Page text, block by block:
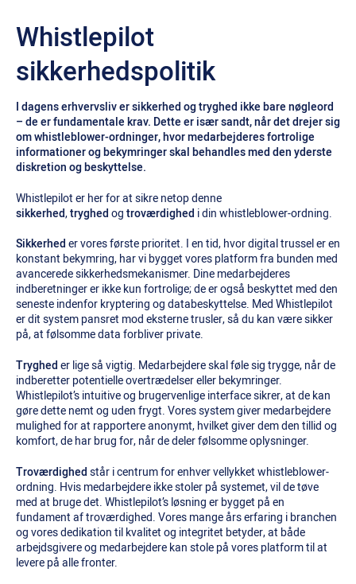
Whistlepilot
sikkerhedspolitik
I dagens erhvervsliv er sikkerhed og tryghed ikke bare nøgleord
– de er fundamentale krav. Dette er især sandt, når det drejer sig
om whistleblower-ordninger, hvor medarbejderes fortrolige
informationer og bekymringer skal behandles med den yderste
diskretion og beskyttelse.
Whistlepilot er her for at sikre netop denne
sikkerhed,tryghed og troværdighed i din whistleblower-ordning.
Sikkerhed er vores første prioritet. I en tid, hvor digital trussel er en
konstant bekymring, har vi bygget vores platform fra bunden med
avancerede sikkerhedsmekanismer. Dine medarbejderes
indberetninger er ikke kun fortrolige; de er også beskyttet med den
seneste indenfor kryptering og databeskyttelse. Med Whistlepilot
er dit system pansret mod eksterne trusler, så du kan være sikker
på, at følsomme data forbliver private.
Tryghed er lige så vigtig. Medarbejdere skal føle sig trygge, når de
indberetter potentielle overtrædelser eller bekymringer.
Whistlepilot’s intuitive og brugervenlige interface sikrer, at de kan
gøre dette nemt og uden frygt. Vores system giver medarbejdere
mulighed for at rapportere anonymt, hvilket giver dem den tillid og
komfort, de har brug for, når de deler følsomme oplysninger.
Troværdighed står i centrum for enhver vellykket whistleblower-
ordning. Hvis medarbejdere ikke stoler på systemet, vil de tøve
med at bruge det. Whistlepilot’s løsning er bygget på en
fundament af troværdighed. Vores mange års erfaring i branchen
og vores dedikation til kvalitet og integritet betyder, at både
arbejdsgivere og medarbejdere kan stole på vores platform til at
levere på alle fronter.